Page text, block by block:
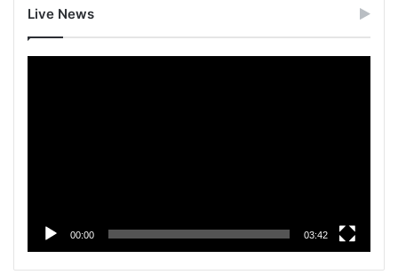
Live News
00:00 03:42